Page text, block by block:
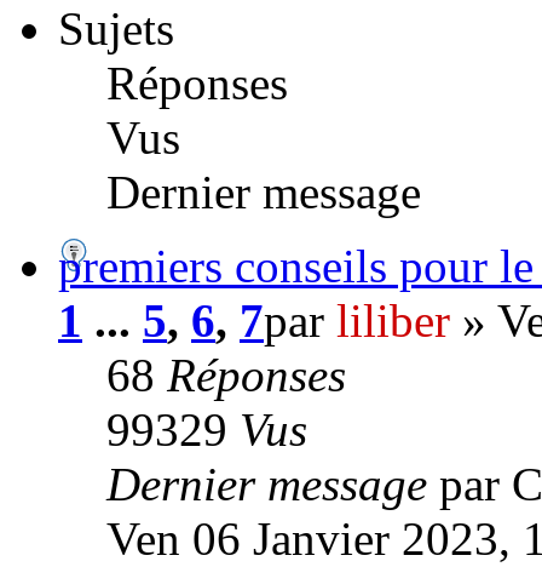
Sujets
Réponses
Vus
Dernier message
premiers conseils pour
1 ... 5, 6, 7par liliber »
68 Réponses
99329 Vus
Dernier message par
Ven 06 Janvier 2023,